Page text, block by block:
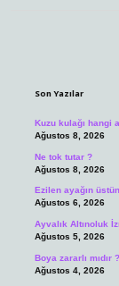
Son Yazılar
Kuzu kulağı hangi
Ağustos 8, 2026
Ne tok tutar ?
Ağustos 8, 2026
Ezilen ayağın
Ağustos 6, 2026
Ayvalık Altınoluk
Ağustos 5, 2026
Boya zararlı mıdır ?
Ağustos 4, 2026